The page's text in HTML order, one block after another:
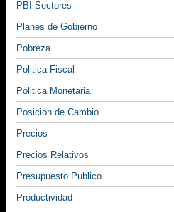
PBI Sectores
Planes de Gobierno
Pobreza
Politica Fiscal
Politica Monetaria
Posicion de Cambio
Precios
Precios Relativos
Presupuesto Publico
Productividad